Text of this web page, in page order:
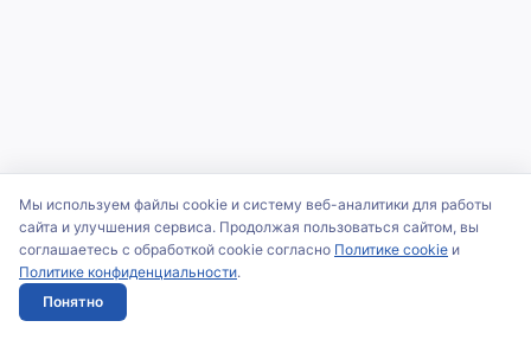
Мы используем файлы cookie и систему веб-аналитики для работы
сайта и улучшения сервиса. Продолжая пользоваться сайтом, вы
соглашаетесь с обработкой cookie согласно Политике cookie и
Политике конфиденциальности.
Понятно